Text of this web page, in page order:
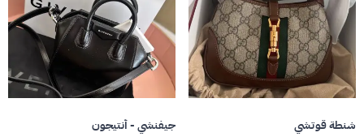
شنطة قوتشي جيفنشي - أنتيجون